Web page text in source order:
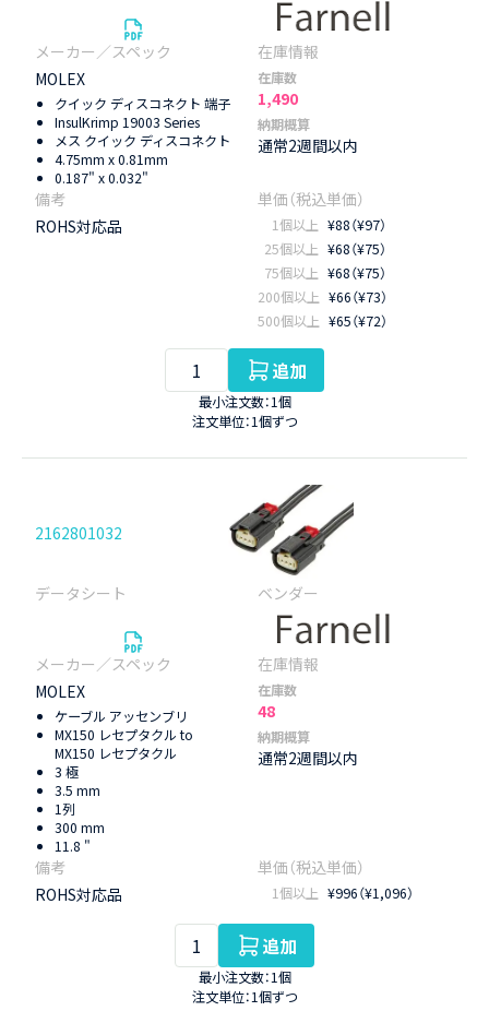
MOLEX
クイック ディスコネクト 端子
InsulKrimp 19003 Series
メス クイック ディスコネクト
4.75mm x 0.81mm
0.187" x 0.032"
在庫数
1,490
納期概算
通常2週間以内
ROHS対応品 1個以上 ¥88（¥97）
25個以上 ¥68（¥75）
75個以上 ¥68（¥75）
200個以上 ¥66（¥73）
500個以上 ¥65（¥72）
追加
最小注文数：1個
注文単位：1個ずつ
2162801032
MOLEX
ケーブル アッセンブリ
MX150 レセプタクル to
MX150 レセプタクル
3 極
3.5 mm
1列
300 mm
11.8 "
在庫数
48
納期概算
通常2週間以内
ROHS対応品 1個以上 ¥996（¥1,096）
追加
最小注文数：1個
注文単位：1個ずつ